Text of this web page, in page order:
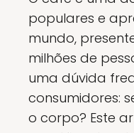
populares e
mundo,
milhões de
uma dúvida
consumidores:
o corpo? Este